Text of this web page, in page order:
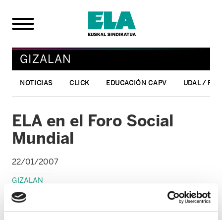
GIZALAN
NOTICIAS CLICK EDUCACIÓN CAPV UDAL /
ELA en el Foro Social
Mundial
22/01/2007
GIZALAN
Desde el pasado sábado 20 de enero
decenas de miles de miembros de las